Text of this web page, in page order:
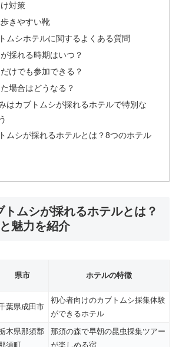
対策
きやすい靴
ムシホテルに関するよくある質問
採れる時期はいつ？
けでも参加できる？
場合はどうなる？
はカブトムシが採れるホテルで特別な
ムシが採れるホテルとは？8つのホテル
トムシが採れるホテルとは？
魅力を紹介
県市 ホテルの特徴
葉県成田市
初心者向けのカブトムシ採集体験
ができるホテル
木県那須郡
須町
那須の森で早朝の昆虫採集ツアー
が楽しめる宿